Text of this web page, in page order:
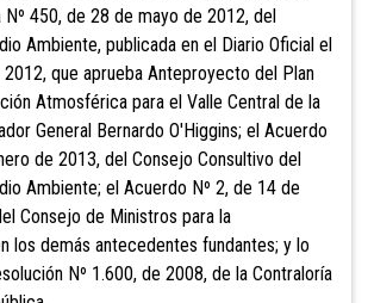
450, de 28 de mayo de 2012, del
Ambiente, publicada en el Diario Oficial el
que aprueba Anteproyecto del Plan
Atmosférica para el Valle Central de la
General Bernardo O'Higgins; el Acuerdo
de 2013, del Consejo Consultivo del
Ambiente; el Acuerdo Nº 2, de 14 de
Consejo de Ministros para la
los demás antecedentes fundantes; y lo
Nº 1.600, de 2008, de la Contraloría